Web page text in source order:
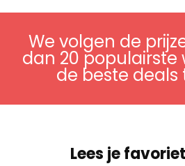
We volgen de
dan 20 populairste
de beste deals
Lees je